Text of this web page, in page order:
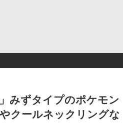
みずタイプのポケモン
クールネックリングな